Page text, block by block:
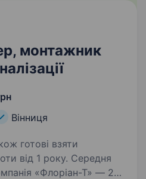
монтажник
Вінниця
готові взяти
від 1 року. Середня